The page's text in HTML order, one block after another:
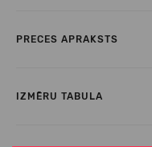
PRECES APRAKSTS
IZMĒRU TABULA